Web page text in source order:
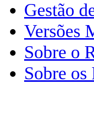
Gestão
Versões
Sobre o
Sobre os